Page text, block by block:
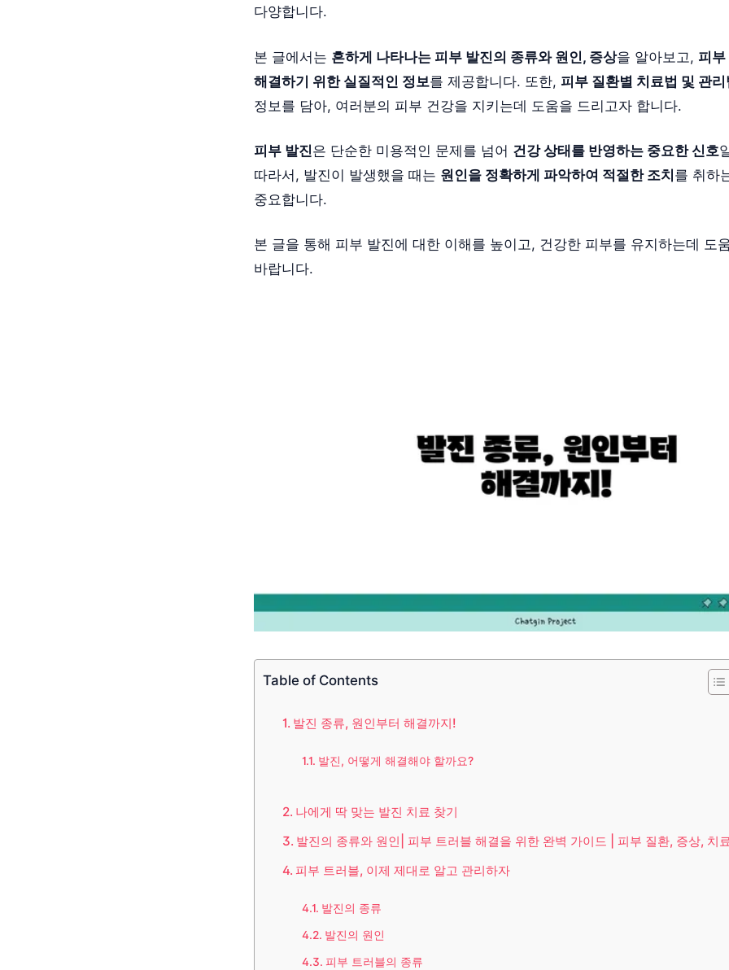
다양합니다.
본 글에서는 흔하게 나타나는 피부 발진의 종류와 원인, 증상을 알아보고, 피
해결하기 위한 실질적인 정보를 제공합니다. 또한, 피부 질환별 치료법 및 관리
정보를 담아, 여러분의 피부 건강을 지키는데 도움을 드리고자 합니다.
피부 발진은 단순한 미용적인 문제를 넘어 건강 상태를 반영하는 중요한 신호
따라서, 발진이 발생했을 때는 원인을 정확하게 파악하여 적절한 조치를 취하
중요합니다.
본 글을 통해 피부 발진에 대한 이해를 높이고, 건강한 피부를 유지하는데 도
바랍니다.
Table of Contents
발진 종류, 원인부터 해결까지!
발진, 어떻게 해결해야 할까요?
나에게 딱 맞는 발진 치료 찾기
발진의 종류와 원인| 피부 트러블 해결을 위한 완벽 가이드 | 피부 질환, 증상, 치
피부 트러블, 이제 제대로 알고 관리하자
발진의 종류
발진의 원인
피부 트러블의 종류